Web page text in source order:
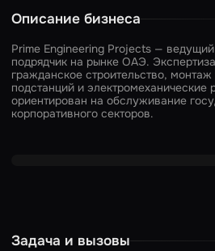
Описание бизнеса
Prime Engineering Projects — ведущий
подрядчик на рынке ОАЭ.
гражданское строительство,
подстанций и электромеханические
ориентирован на обслуживание
корпоративного секторов.
Задача и вызовы